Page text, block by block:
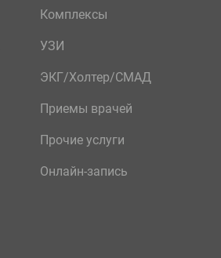
Комплексы
УЗИ
ЭКГ/Холтер/СМАД
Приемы врачей
Прочие услуги
Онлайн-запись